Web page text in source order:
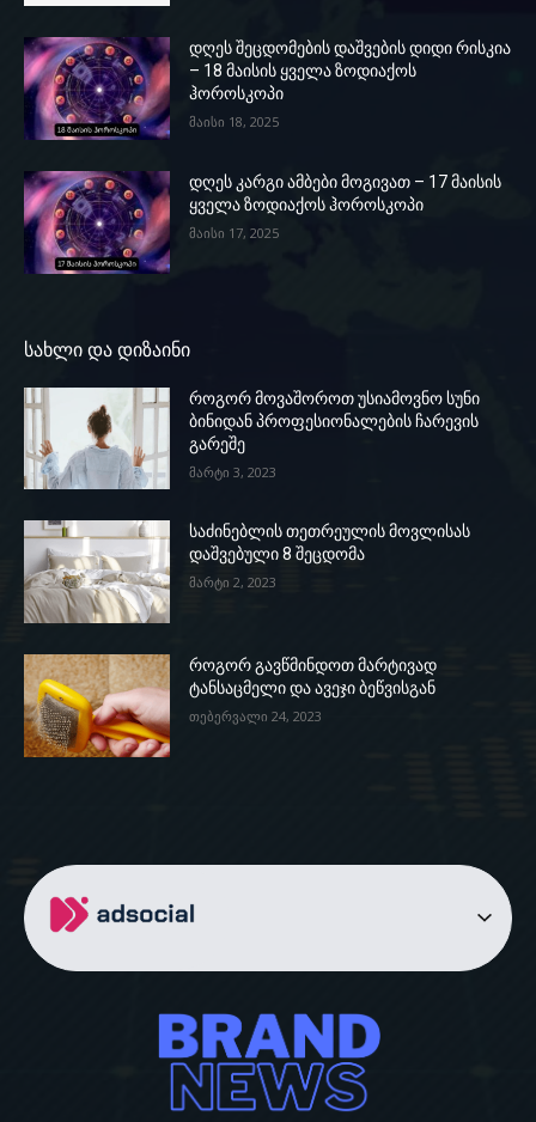
დღეს შეცდომების დაშვების დიდი რისკია
– 18 მაისის ყველა ზოდიაქოს
ჰოროსკოპი
მაისი 18, 2025
დღეს კარგი ამბები მოგივათ – 17 მაისის
ყველა ზოდიაქოს ჰოროსკოპი
მაისი 17, 2025
სახლი და დიზაინი
როგორ მოვაშოროთ უსიამოვნო სუნი
ბინიდან პროფესიონალების ჩარევის
გარეშე
მარტი 3, 2023
საძინებლის თეთრეულის მოვლისას
დაშვებული 8 შეცდომა
მარტი 2, 2023
როგორ გავწმინდოთ მარტივად
ტანსაცმელი და ავეჯი ბეწვისგან
თებერვალი 24, 2023